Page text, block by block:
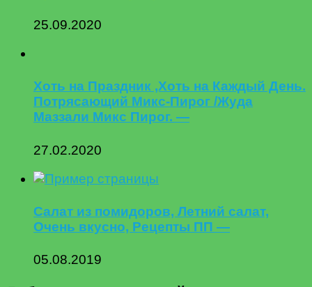
25.09.2020
Хоть на Праздник ,Хоть на Каждый День.
Потрясающий Микс-Пирог /Жуда
Маззали Микс Пирог. —
27.02.2020
Салат из помидоров, Летний салат,
Очень вкусно, Рецепты ПП —
05.08.2019